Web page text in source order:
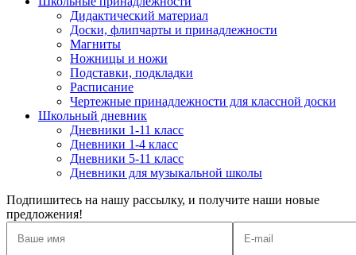
Дидактический материал
Доски, флипчарты и принадлежности
Магниты
Ножницы и ножи
Подставки, подкладки
Расписание
Чертежные принадлежности для классной доски
Школьный дневник
Дневники 1-11 класс
Дневники 1-4 класс
Дневники 5-11 класс
Дневники для музыкальной школы
Подпишитесь на нашу рассылку, и получите наши новые
предложения!